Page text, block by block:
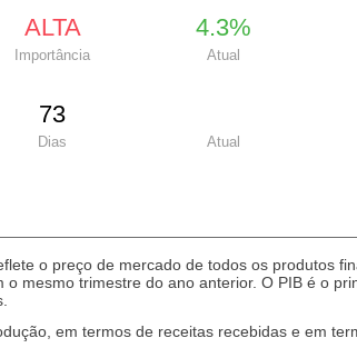
ALTA 4.3%
Importância Atual
73
Dias Atual
o preço de mercado de todos os produtos
mesmo trimestre do ano anterior. O PIB é o
em termos de receitas recebidas e em